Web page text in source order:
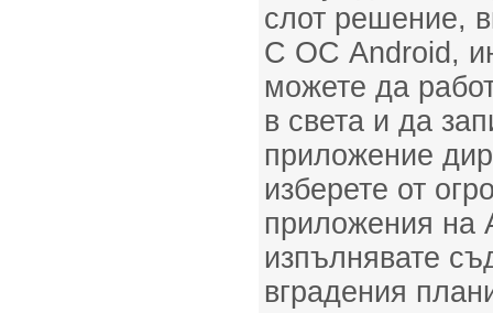
слот решение,
С ОС Android,
можете да
в света и да
приложение
изберете от
приложения на
изпълнявате
вградения